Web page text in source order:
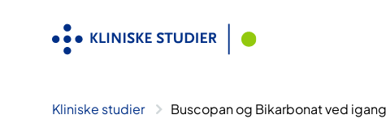
Kliniske studier Buscopan og Bikarbonat ved